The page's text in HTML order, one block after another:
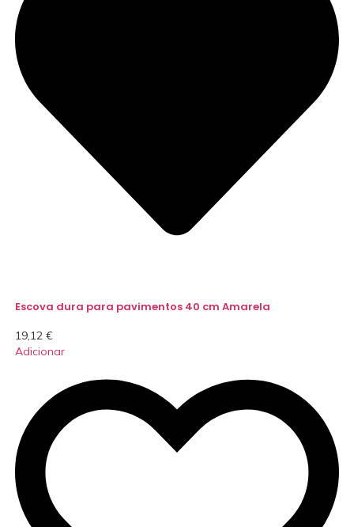
Escova dura para pavimentos 40 cm Amarela
19,12 €
Adicionar